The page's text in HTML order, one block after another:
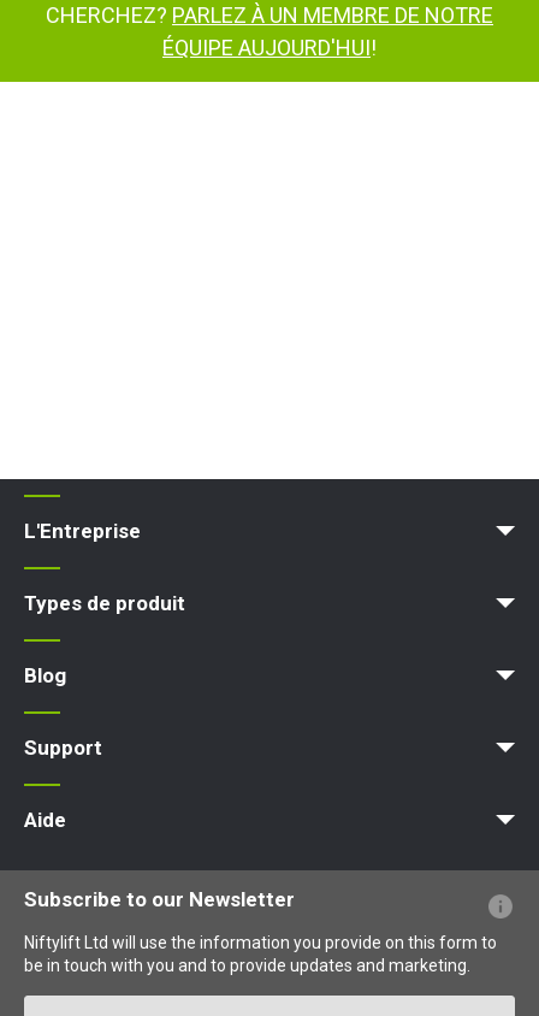
CHERCHEZ? PARLEZ À UN MEMBRE DE NOTRE
ÉQUIPE AUJOURD'HUI!
L'Entreprise
Types de produit
Blog
Support
Aide
Questions - Réponses
Glossaire
Description des pictogrammes
Subscribe to our Newsletter
Niftylift Ltd will use the information you provide on this form to
be in touch with you and to provide updates and marketing.